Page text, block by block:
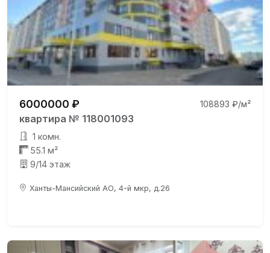
6000000 ₽ 108893 ₽/м²
квартира № 118001093
1 комн.
55.1 м²
9/14 этаж
Ханты-Мансийский АО, 4-й мкр, д.26